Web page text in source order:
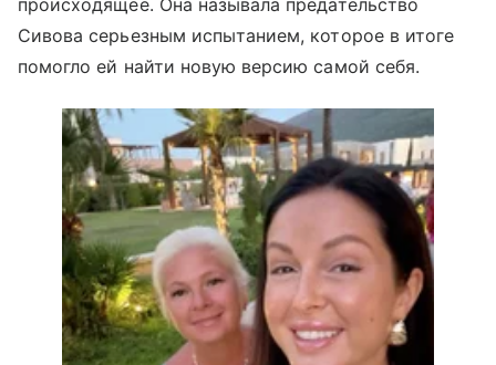
Сивова серьезным испытанием, которое в итоге
помогло ей найти новую версию самой себя.